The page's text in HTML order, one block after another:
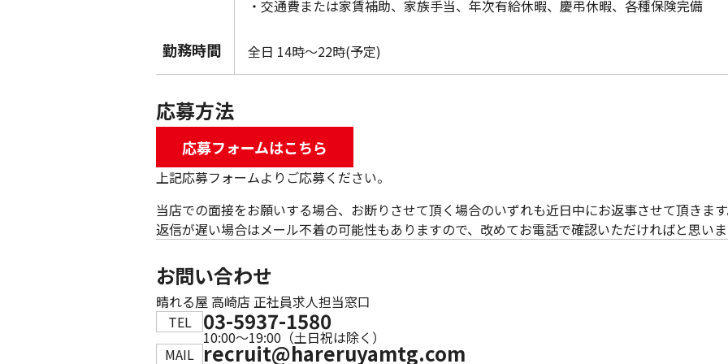
・交通費または家賃補助、家族手当、年次有給休暇、慶弔休暇、各種保険完備
勤務時間 全日 14時～22時(予定)
応募方法
応募フォームはこちら
上記応募フォームよりご応募ください。
当店での面接をお願いする場合、お断りさせて頂く場合のいずれも近日中にお返事させて頂きま
返信が遅い場合はメール不着の可能性もありますので、改めてお電話で確認いただければと思い
お問い合わせ
晴れる屋 高崎店 正社員求人担当窓口
TEL
03-5937-1580
10:00～19:00（土日祝は除く）
MAIL recruit@hareruyamtg.com